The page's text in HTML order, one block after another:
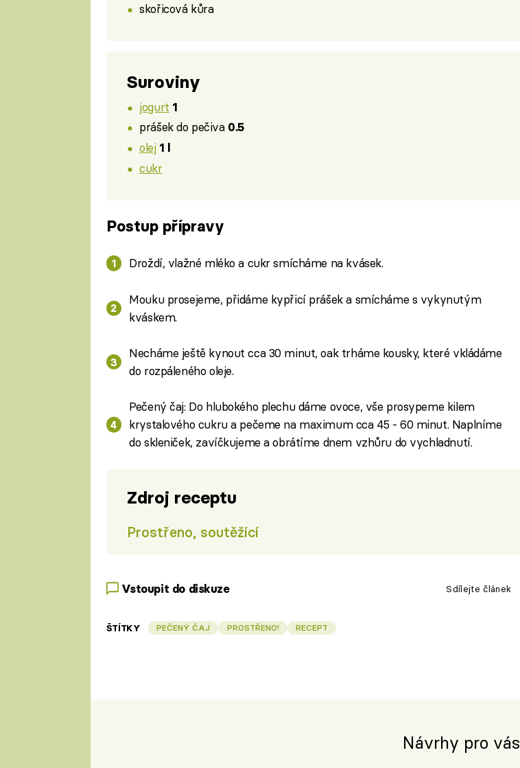
skořicová kůra
Suroviny
jogurt 1
prášek do pečiva 0.5
olej 1 l
cukr
Postup přípravy
Droždí, vlažné mléko a cukr smícháme na kvásek.
Mouku prosejeme, přidáme kypřicí prášek a smícháme s vykynutým
kváskem.
Necháme ještě kynout cca 30 minut, oak trháme kousky, které vkládáme
do rozpáleného oleje.
Pečený čaj: Do hlubokého plechu dáme ovoce, vše prosypeme kilem
krystalového cukru a pečeme na maximum cca 45 - 60 minut. Naplníme
do skleniček, zavíčkujeme a obrátíme dnem vzhůru do vychladnutí.
Zdroj receptu
Prostřeno, soutěžící
Vstoupit do diskuze Sdílejte článek
ŠTÍTKY PEČENÝ ČAJ PROSTŘENO! RECEPT
Návrhy pro vás